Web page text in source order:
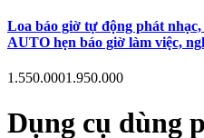
Loa báo giờ tự động phát
AUTO hẹn báo giờ làm việc,
1.550.0001.950.000
Dụng cụ dùng